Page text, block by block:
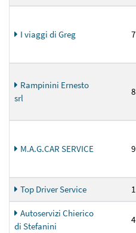
I viaggi di Greg 7
Rampinini Ernesto
srl
8
M.A.G.CAR SERVICE 9
Top Driver Service 1
Autoservizi Chierico
di Stefanini
4